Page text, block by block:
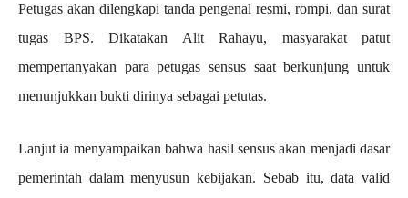
Petugas akan dilengkapi tanda pengenal resmi, rompi, dan surat
tugas BPS. Dikatakan Alit Rahayu, masyarakat patut
mempertanyakan para petugas sensus saat berkunjung untuk
menunjukkan bukti dirinya sebagai petutas.
Lanjut ia menyampaikan bahwa hasil sensus akan menjadi dasar
pemerintah dalam menyusun kebijakan. Sebab itu, data valid